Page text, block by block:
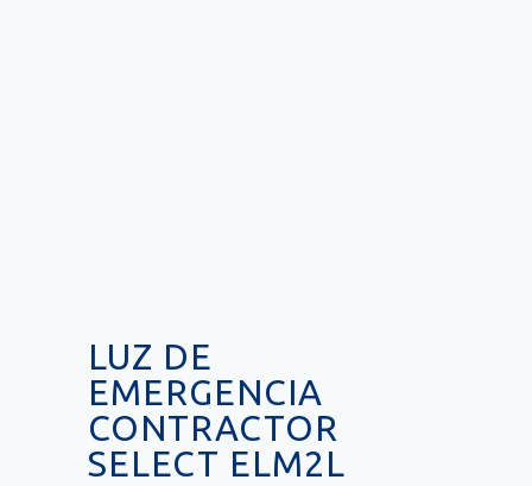
LUZ DE
EMERGENCIA
CONTRACTOR
SELECT ELM2L